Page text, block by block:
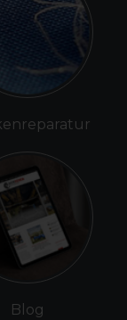
Blog